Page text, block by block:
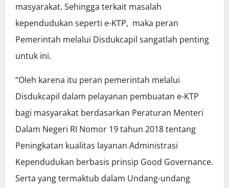
masyarakat. Sehingga terkait masalah
kependudukan seperti e-KTP, maka peran
Pemerintah melalui Disdukcapil sangatlah penting
untuk ini.
“Oleh karena itu peran pemerintah melalui
Disdukcapil dalam pelayanan pembuatan e-KTP
bagi masyarakat berdasarkan Peraturan Menteri
Dalam Negeri RI Nomor 19 tahun 2018 tentang
Peningkatan kualitas layanan Administrasi
Kependudukan berbasis prinsip Good Governance.
Serta yang termaktub dalam Undang-undang